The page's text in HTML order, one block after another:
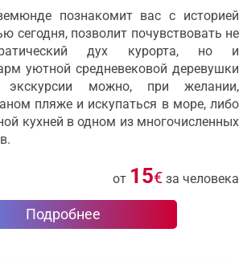
познакомит вас с историей
сегодня, позволит почувствовать не
дух курорта, но и
уютной средневековой деревушки
экскурсии можно, при желании,
пляже и искупаться в море, либо
кухней в одном из многочисленных
от 15€ за человека
Подробнее